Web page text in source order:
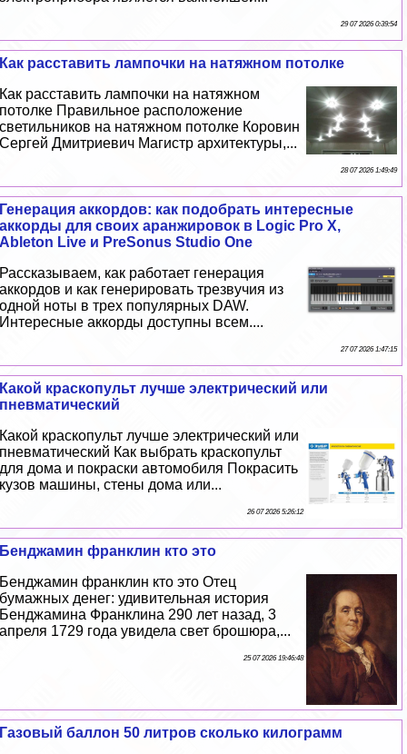
29 07 2026 0:39:54
Как расставить лампочки на натяжном потолке
Как расставить лампочки на натяжном
потолке Правильное расположение
светильников на натяжном потолке Коровин
Сергeй Дмитриевич Магистр архитектуры,...
28 07 2026 1:49:49
Генерация аккордов: как подобрать интересные
аккорды для своих аранжировок в Logic Pro X,
Ableton Live и PreSonus Studio One
Рассказываем, как работает генерация
аккордов и как генерировать трезвучия из
одной ноты в трех популярных DAW.
Интересные аккорды доступны всем....
27 07 2026 1:47:15
Какой краскопульт лучше электрический или
пневматический
Какой краскопульт лучше электрический или
пневматический Как выбрать краскопульт
для дома и покраски автомобиля Покрасить
кузов машины, стены дома или...
26 07 2026 5:26:12
Бенджамин франклин кто это
Бенджамин франклин кто это Отец
бумажных денег: удивительная история
Бенджамина Франклина 290 лет назад, 3
апреля 1729 года увидела свет брошюра,...
25 07 2026 19:46:48
Газовый баллон 50 литров сколько килограмм